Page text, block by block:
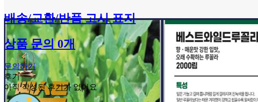
배송/교환/반품 고시 표지
상품 문의 0개
문의하기
후기
아직 작성된 후기가 없어요